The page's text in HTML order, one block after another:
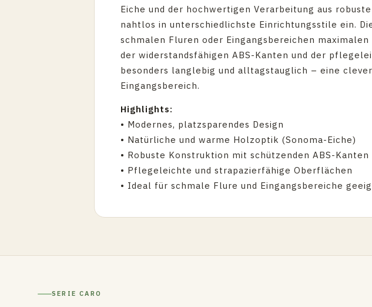
Eiche und der hochwertigen Verarbeitung aus
nahtlos in unterschiedlichste Einrichtungsstile ein.
schmalen Fluren oder Eingangsbereichen
der widerstandsfähigen ABS-Kanten und der
besonders langlebig und alltagstauglich – eine
Eingangsbereich.
Highlights:
• Modernes, platzsparendes Design
• Natürliche und warme Holzoptik (Sonoma-Eiche)
• Robuste Konstruktion mit schützenden ABS-Kanten
• Pflegeleichte und strapazierfähige Oberflächen
• Ideal für schmale Flure und Eingangsbereiche
SERIE CARO